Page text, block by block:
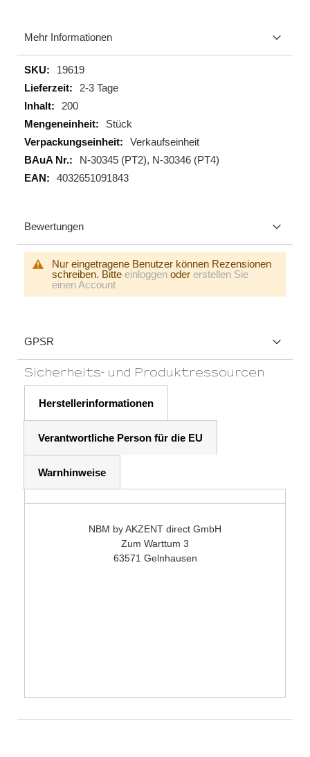
Mehr Informationen
Mehr
Informationen
19619
2-3 Tage
200
Stück
Verkaufseinheit
N-30345 (PT2), N-30346 (PT4)
4032651091843
Bewertungen
Nur eingetragene Benutzer können Rezensionen
schreiben. Bitte einloggen oder erstellen Sie
einen Account
GPSR
Sicherheits- und Produktressourcen
Herstellerinformationen
Verantwortliche Person für die EU
Warnhinweise
NBM by AKZENT direct GmbH
Zum Warttum 3
63571 Gelnhausen